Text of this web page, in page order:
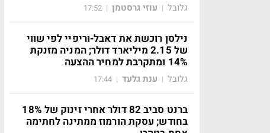
גלובל | עוזי גרסטמן |
17:52
נילסן רוכשת את דאבל-וריפיי לפי שווי
של 2.15 מיליארד דולר; המניה מזנקת
14% ומתקרבת למחיר ההצעה
גלובל | ענת גלעד |
17:44
ברנט סביב 82 דולר אחרי זינוק של 18%
בחודש; עסקת הורמוז ממתינה לחתימה